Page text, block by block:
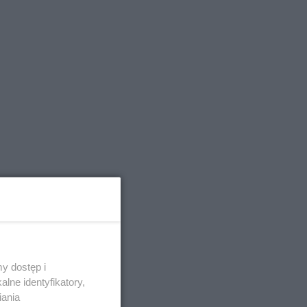
dostęp i
identyfikatory,